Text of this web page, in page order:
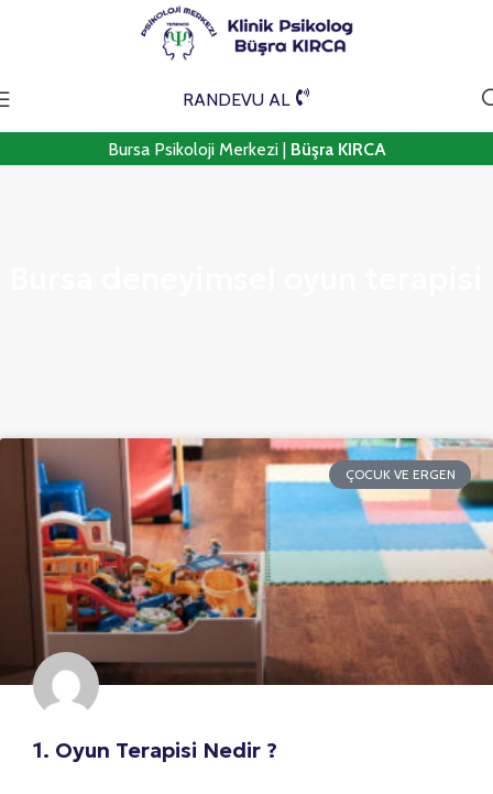
RANDEVU AL
Bursa Psikoloji Merkezi | Büşra KIRCA
ÇOCUK VE ERGEN
1. Oyun Terapisi Nedir ?